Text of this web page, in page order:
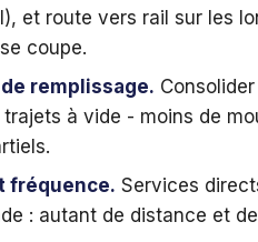
et route vers rail sur les
coupe.
remplissage.
à vide - moins de
fréquence. Services
: autant de distance et